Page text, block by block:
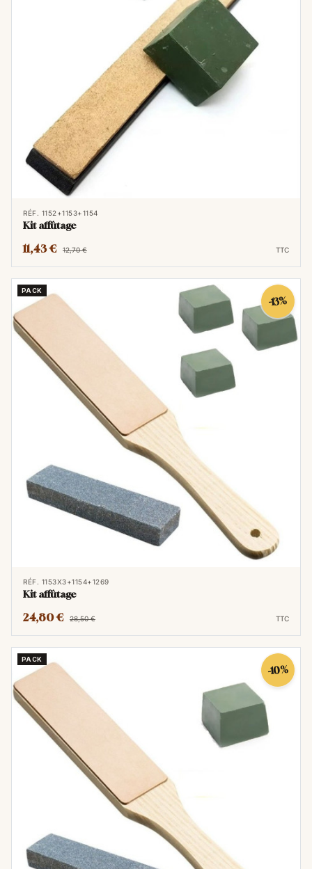
RÉF. 1152+1153+1154
Kit affûtage
11,43 € 12,70 € TTC
PACK
-13%
RÉF. 1153X3+1154+1269
Kit affûtage
24,80 € 28,50 € TTC
PACK
-10%